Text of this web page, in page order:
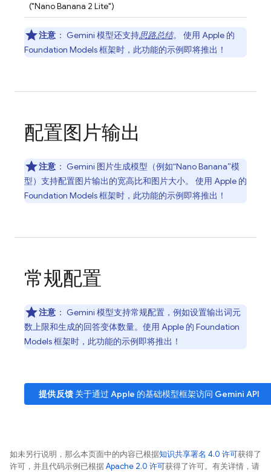
("Nano Banana 2 Lite")
注意 ： Gemini 模型还支持思路总结。 使用 Apple 的
Foundation Models 框架时，此功能的示例即将推出！
配置图片输出
注意 ： Gemini 图片生成模型（例如“Nano Banana”模
型）支持配置图片输出的宽高比和图片大小。 使用 Apple 的
Foundation Models 框架时，此功能的示例即将推出！
常规配置
注意 ： Gemini 模型支持常规配置，例如设置输出词元
数上限和生成的回答变体数量。使用 Apple 的 Foundation
Models 框架时，此功能的示例即将推出！
提供反馈 关于通过 Apple 的基础模型框架访问 Gemini API
如未另行说明，那么本页面中的内容已根据知识共享署名 4.0 许可获得了
许可，并且代码示例已根据Apache 2.0 许可获得了许可。有关详情，请